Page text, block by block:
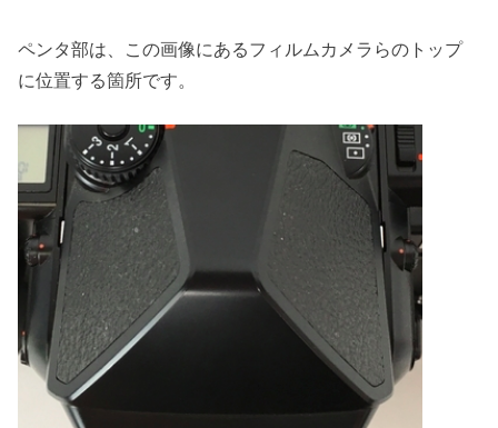
ペンタ部は、この画像にあるフィルムカメラらのトップ
に位置する箇所です。